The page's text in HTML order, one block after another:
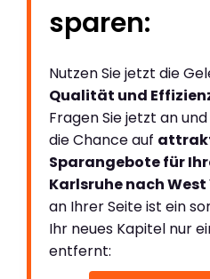
sparen:
Nutzen Sie jetzt die
Qualität und
Fragen Sie jetzt an
die Chance auf
Sparangebote für
Karlsruhe nach
an Ihrer Seite ist ein
Ihr neues Kapitel nur
entfernt: